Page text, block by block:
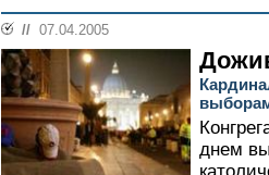
// 07.04.2005
днем